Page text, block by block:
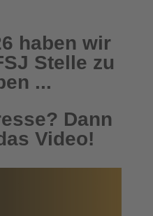
haben wir
Stelle zu
...
Dann
Video!